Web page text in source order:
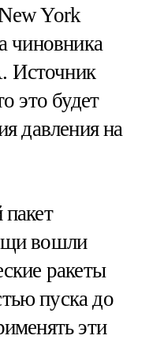
York
чиновника
это будет
давления на
вошли
ракеты
пуска до
эти